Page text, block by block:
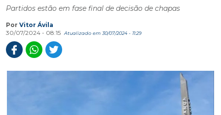
Partidos estão em fase final de decisão de chapas
Por Vitor Ávila
30/07/2024 - 08:15
Atualizado em 30/07/2024 - 11:29